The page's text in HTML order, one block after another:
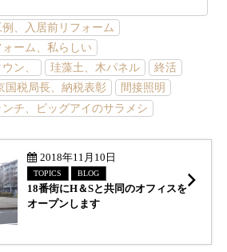
、入居前リフォーム
ーム、私らしい
ン、
珪藻土、木パネル
終活
国税局長、納税表彰
間接照明
チ、ビッグアイのサラメシ
2018年11月10日
TOPICS BLOG
18番街にH＆Sと共同のオフィスを
オープンします